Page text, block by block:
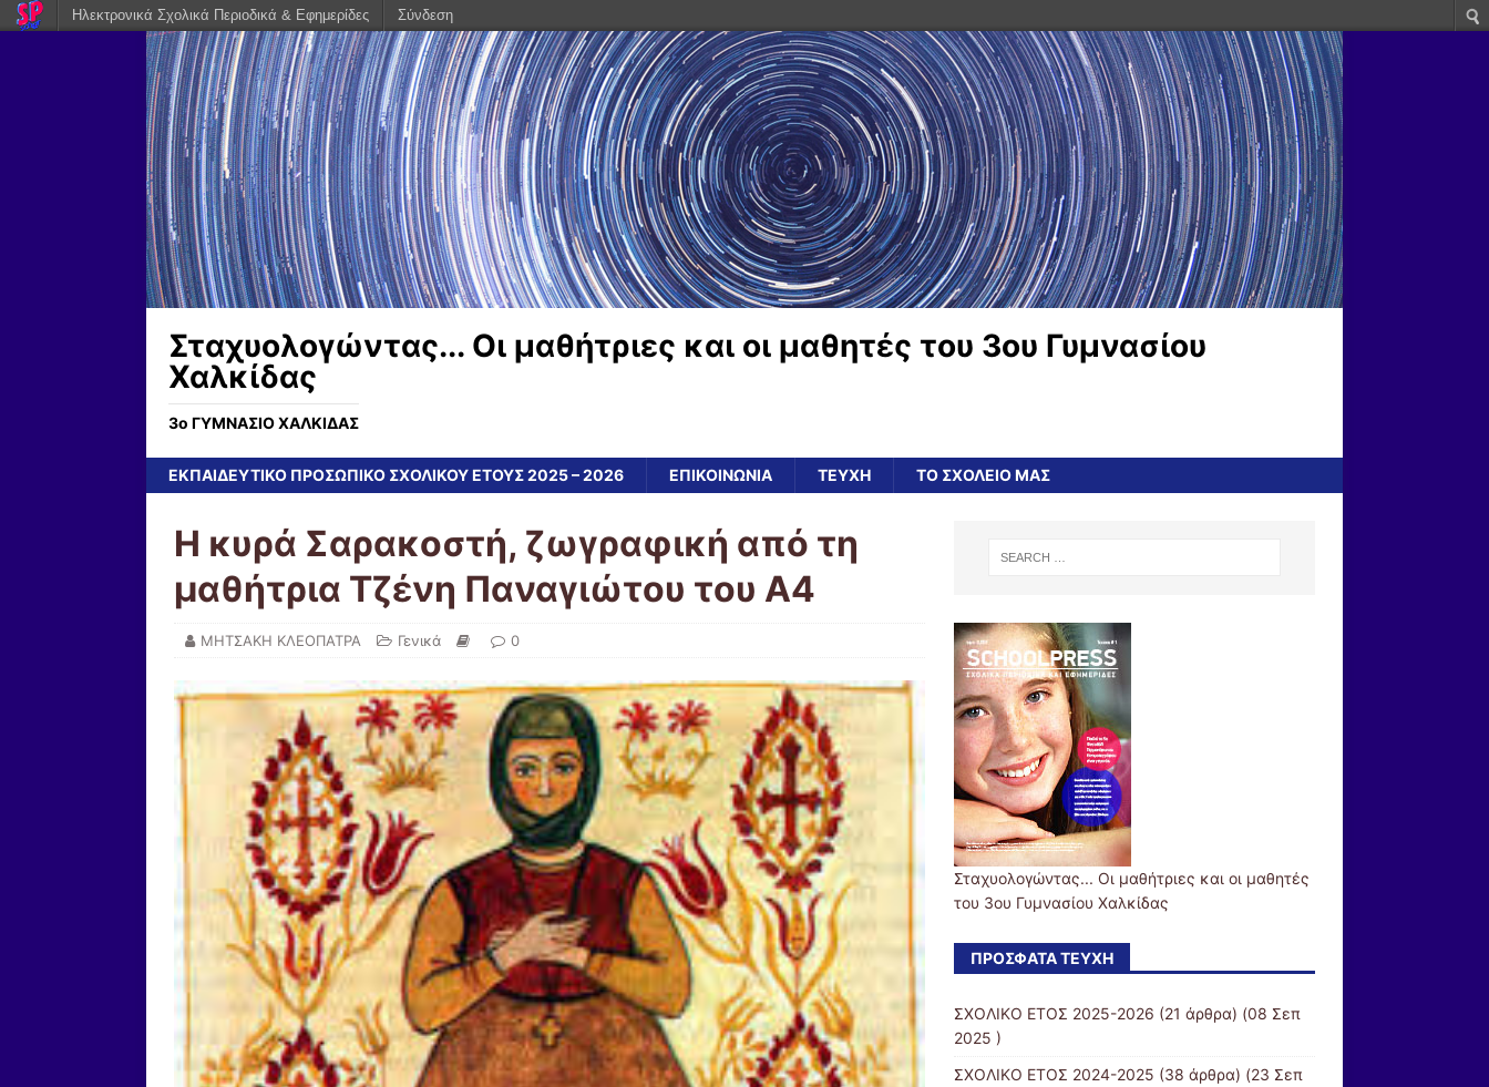
Σταχυολογώντας... Οι μαθήτριες και οι μαθητές του 3ου Γυμνασίου
Χαλκίδας
3ο ΓΥΜΝΑΣΙΟ ΧΑΛΚΙΔΑΣ
ΕΚΠΑΙΔΕΥΤΙΚΟ ΠΡΟΣΩΠΙΚΟ ΣΧΟΛΙΚΟΥ ΕΤΟΥΣ 2025 – 2026 ΕΠΙΚΟΙΝΩΝΙΑ ΤΕΥΧΗ ΤΟ ΣΧΟΛΕΙΟ ΜΑΣ
Η κυρά Σαρακοστή, ζωγραφική από τη
μαθήτρια Τζένη Παναγιώτου του Α4
ΜΗΤΣΑΚΗ ΚΛΕΟΠΑΤΡΑ Γενικά 0
Σταχυολογώντας... Οι μαθήτριες και οι μαθητές
του 3ου Γυμνασίου Χαλκίδας
ΠΡΌΣΦΑΤΑ ΤΕΎΧΗ
ΣΧΟΛΙΚΟ ΕΤΟΣ 2025-2026 (21 άρθρα) (08 Σεπ
2025 )
ΣΧΟΛΙΚΟ ΕΤΟΣ 2024-2025 (38 άρθρα) (23 Σεπ
Ηλεκτρονικά Σχολικά Περιοδικά & Εφημερίδες Σύνδεση